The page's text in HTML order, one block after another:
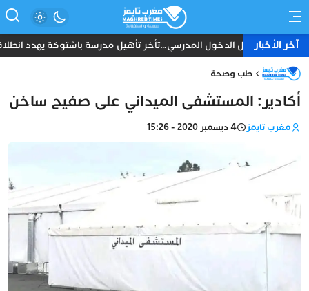
آخر الأخبارقبل الدخول المدرسي…تأخر تأهيل مدرسة باشتوكة يهدد
طب وصحة
أكادير: المستشفى الميداني على صفيح ساخن
مغرب تايمز 4 ديسمبر 2020 - 15:26